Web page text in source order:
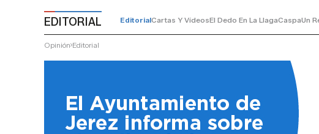
EDITORIAL EditorialCartas Y VídeosEl Dedo En La LlagaCaspaUn
Opinión Editorial